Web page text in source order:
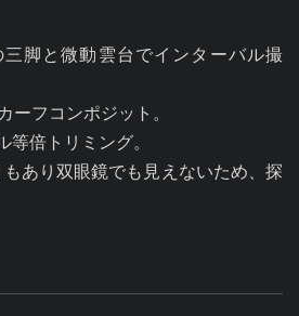
脚と微動雲台でインターバル撮
フコンポジット。
倍トリミング。
あり双眼鏡でも見えないため、探